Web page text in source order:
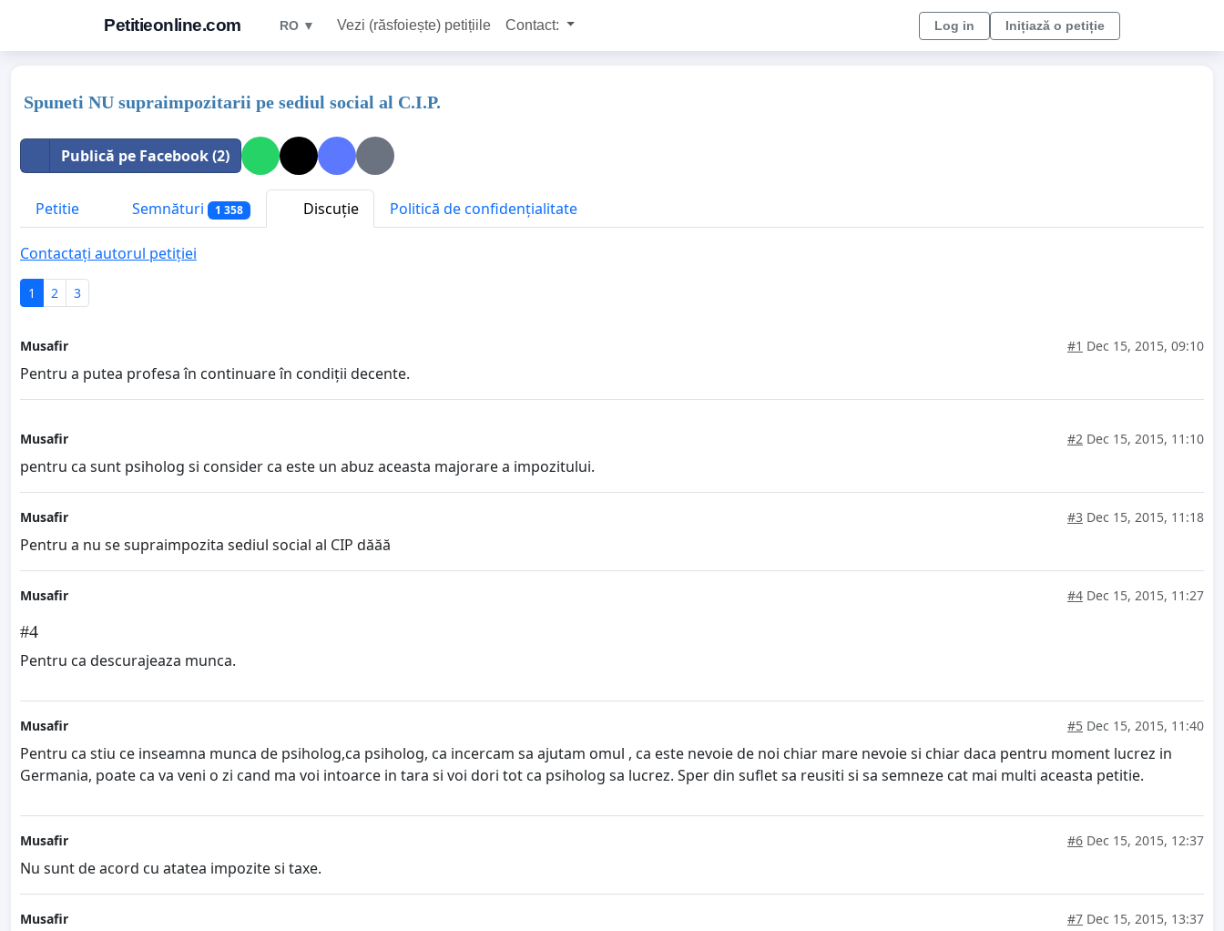
Petitieonline.com RO ▼ Vezi (răsfoiește) petițiile Contact: Log in Inițiază o petiție
Spuneti NU supraimpozitarii pe sediul social al C.I.P.
Publică pe Facebook (2)
Petitie Semnături 1 358 Discuție Politică de confidențialitate
Contactați autorul petiției
1 2 3
Musafir #1 Dec 15, 2015, 09:10
Pentru a putea profesa în continuare în condiții decente.
Musafir #2 Dec 15, 2015, 11:10
pentru ca sunt psiholog si consider ca este un abuz aceasta majorare a impozitului.
Musafir #3 Dec 15, 2015, 11:18
Pentru a nu se supraimpozita sediul social al CIP dăăă
Musafir #4 Dec 15, 2015, 11:27
#4
Pentru ca descurajeaza munca.
Musafir #5 Dec 15, 2015, 11:40
Pentru ca stiu ce inseamna munca de psiholog,ca psiholog, ca incercam sa ajutam omul , ca este nevoie de noi chiar mare nevoie si chiar daca pentru moment lucrez in
Germania, poate ca va veni o zi cand ma voi intoarce in tara si voi dori tot ca psiholog sa lucrez. Sper din suflet sa reusiti si sa semneze cat mai multi aceasta petitie.
Musafir #6 Dec 15, 2015, 12:37
Nu sunt de acord cu atatea impozite si taxe.
Musafir #7 Dec 15, 2015, 13:37